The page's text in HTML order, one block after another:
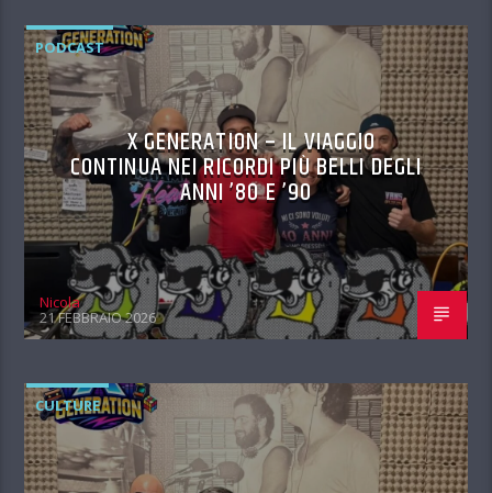
PODCAST
X GENERATION – IL VIAGGIO
CONTINUA NEI RICORDI PIÙ BELLI DEGLI
ANNI ’80 E ’90
Nicola
21 FEBBRAIO 2026
CULTURE